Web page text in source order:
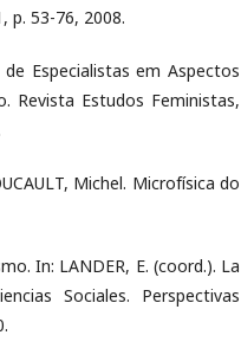
p. 53-76, 2008.
Especialistas em Aspectos
Revista Estudos Feministas,
Michel. Microfísica do
In: LANDER, E. (coord.). La
Sociales. Perspectivas